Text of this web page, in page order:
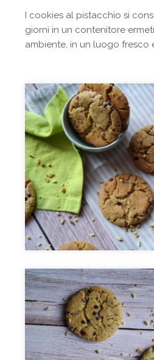
I cookies al pistacchio si
giorni in un contenitore
ambiente, in un luogo fresco